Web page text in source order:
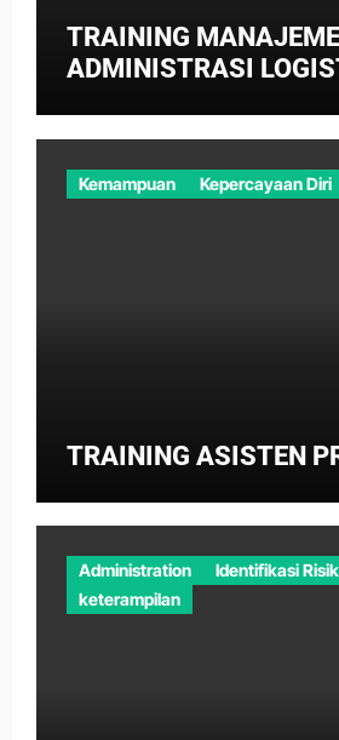
TRAINING
ADMINISTRASI
Kemampuan Kepercayaan Diri
TRAINING ASISTEN
Administration Identifikasi
keterampilan